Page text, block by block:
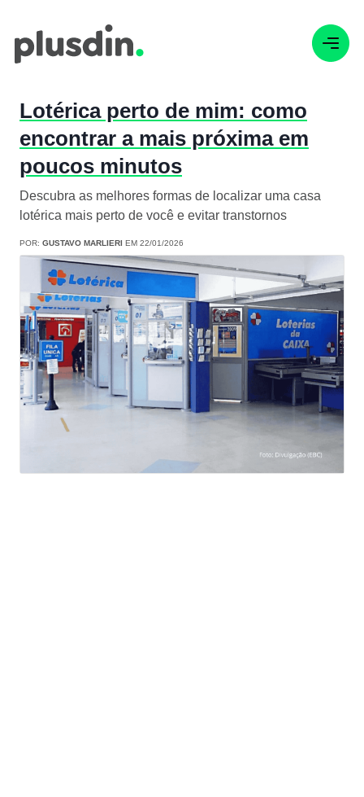
Lotérica perto de mim: como
encontrar a mais próxima em
poucos minutos
Descubra as melhores formas de localizar uma casa
lotérica mais perto de você e evitar transtornos
POR: GUSTAVO MARLIERI EM 22/01/2026